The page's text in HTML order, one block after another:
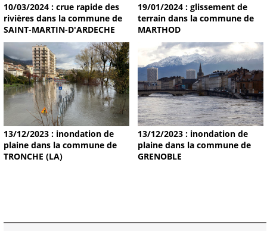
10/03/2024 : crue rapide des
rivières dans la commune de
SAINT-MARTIN-D'ARDECHE
19/01/2024 : glissement de
terrain dans la commune de
MARTHOD
13/12/2023 : inondation de
plaine dans la commune de
TRONCHE (LA)
13/12/2023 : inondation de
plaine dans la commune de
GRENOBLE